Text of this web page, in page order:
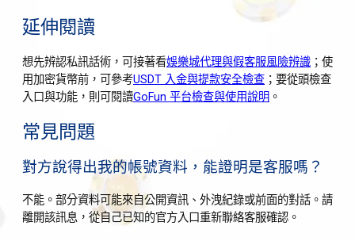
延伸閱讀
想先辨認私訊話術，可接著看娛樂城代理與假客服風險辨識 ；使
用加密貨幣前，可參考USDT 入金與提款安全檢查 ；要從頭檢查
入口與功能，則可閱讀GoFun 平台檢查與使用說明 。
常見問題
對方說得出我的帳號資料，能證明是客服嗎？
不能。部分資料可能來自公開資訊、外洩紀錄或前面的對話。請
離開該訊息，從自己已知的官方入口重新聯絡客服確認。